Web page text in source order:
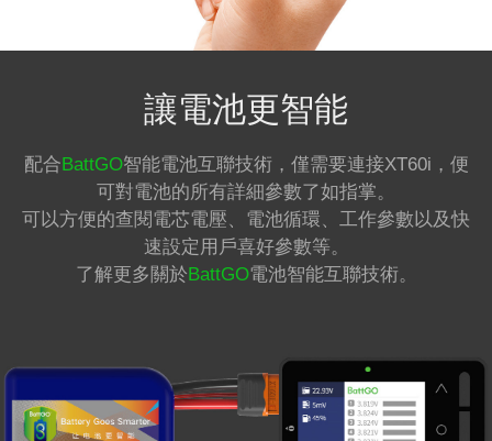
讓電池更智能
配合 BattGO智能電池互聯技術，僅需要連接XT60i，便
可對電池的所有詳細參數了如指掌。
可以方便的查閱電芯電壓、電池循環、工作參數以及快
速設定用戶喜好參數等。
了解更多關於 BattGO電池智能互聯技術。